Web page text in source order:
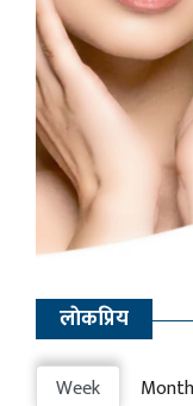
लाेकप्रिय
Week Month